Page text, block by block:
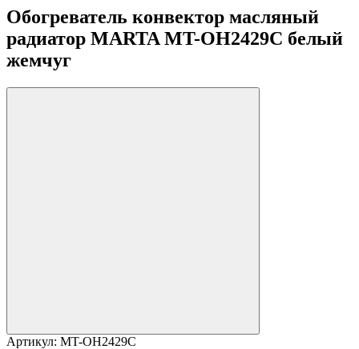
Обогреватель конвектор масляный
радиатор MARTA MT-OH2429C белый
жемчуг
Артикул: MT-OH2429C